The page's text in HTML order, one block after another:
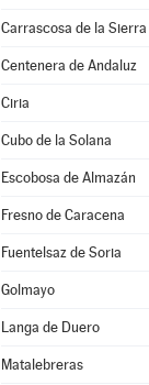
Carrascosa de la Sierra
Centenera de Andaluz
Ciria
Cubo de la Solana
Escobosa de Almazán
Fresno de Caracena
Fuentelsaz de Soria
Golmayo
Langa de Duero
Matalebreras